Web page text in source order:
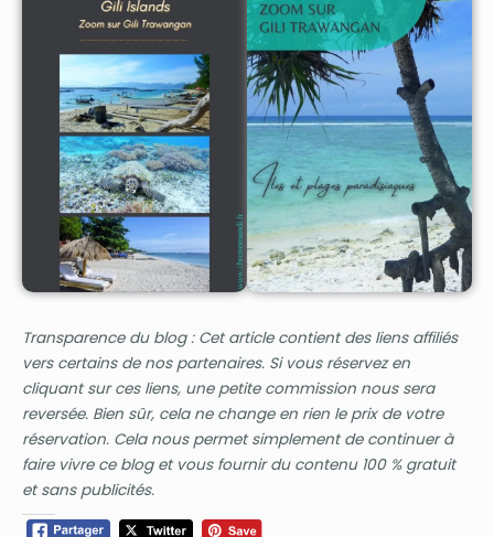
Transparence du blog : Cet article contient des liens affiliés
vers certains de nos partenaires. Si vous réservez en
cliquant sur ces liens, une petite commission nous sera
reversée. Bien sûr, cela ne change en rien le prix de votre
réservation. Cela nous permet simplement de continuer à
faire vivre ce blog et vous fournir du contenu 100 % gratuit
et sans publicités.